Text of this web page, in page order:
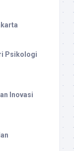
Psikologi
Inovasi